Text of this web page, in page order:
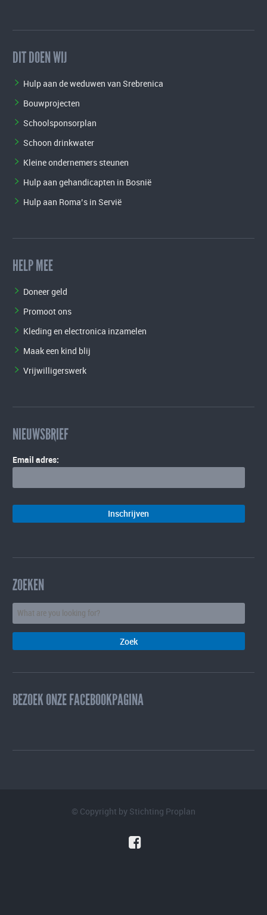
DIT DOEN WIJ
Hulp aan de weduwen van Srebrenica
Bouwprojecten
Schoolsponsorplan
Schoon drinkwater
Kleine ondernemers steunen
Hulp aan gehandicapten in Bosnië
Hulp aan Roma’s in Servië
HELP MEE
Doneer geld
Promoot ons
Kleding en electronica inzamelen
Maak een kind blij
Vrijwilligerswerk
NIEUWSBRIEF
Email adres:
ZOEKEN
BEZOEK ONZE FACEBOOKPAGINA
© Copyright by Stichting Proplan